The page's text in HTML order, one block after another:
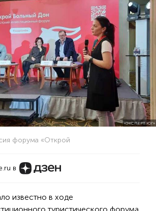
«ЭКСПЕРТ ЮГ»
форума «Открой
в
известно в ходе
туристического форума